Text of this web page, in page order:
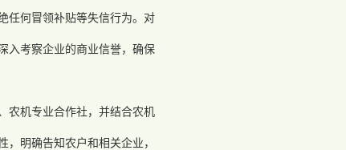
任何冒领补贴等失信行为。对
入考察企业的商业信誉，确保
农机专业合作社，并结合农机
明确告知农户和相关企业，